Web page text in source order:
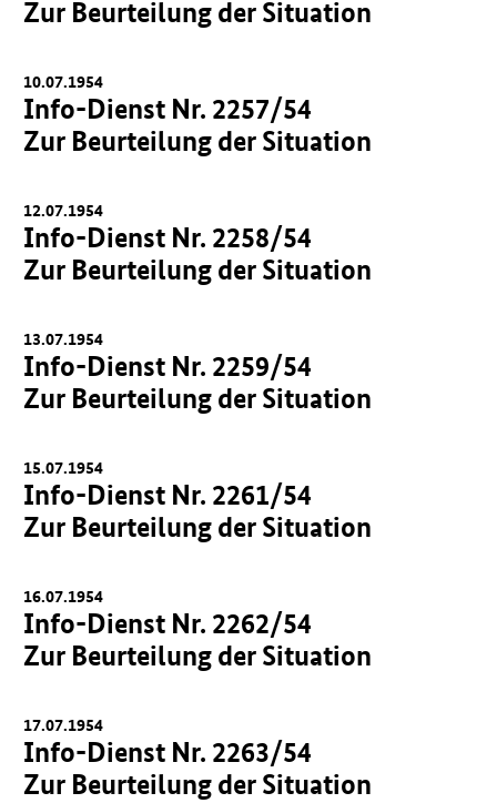
Zur Beurteilung der Situation
10.07.1954
Info-Dienst Nr. 2257/54
Zur Beurteilung der Situation
12.07.1954
Info-Dienst Nr. 2258/54
Zur Beurteilung der Situation
13.07.1954
Info-Dienst Nr. 2259/54
Zur Beurteilung der Situation
15.07.1954
Info-Dienst Nr. 2261/54
Zur Beurteilung der Situation
16.07.1954
Info-Dienst Nr. 2262/54
Zur Beurteilung der Situation
17.07.1954
Info-Dienst Nr. 2263/54
Zur Beurteilung der Situation